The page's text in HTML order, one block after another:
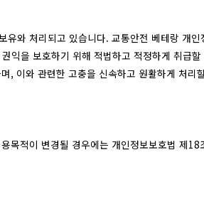
와 처리되고 있습니다. 교통안전 베테랑 개인
익을 보호하기 위해 적법하고 적정하게 취급할
, 이와 관련한 고충을 신속하고 원활하게 처리
목적이 변경될 경우에는 개인정보보호법 제18